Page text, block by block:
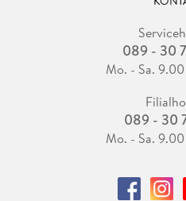
089 - 30
Mo. - Sa.
089 - 30
Mo. - Sa.